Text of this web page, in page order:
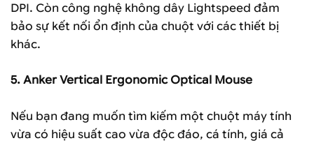
DPI. Còn công nghệ không dây Lightspeed đảm
bảo sự kết nối ổn định của chuột với các thiết bị
khác.
5. Anker Vertical Ergonomic Optical Mouse
Nếu bạn đang muốn tìm kiếm một chuột máy tính
vừa có hiệu suất cao vừa độc đáo, cá tính, giá cả